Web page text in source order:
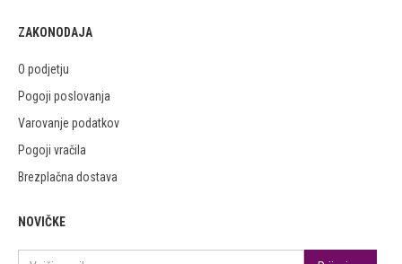
ZAKONODAJA
O podjetju
Pogoji poslovanja
Varovanje podatkov
Pogoji vračila
Brezplačna dostava
NOVIČKE